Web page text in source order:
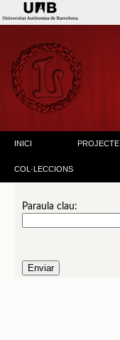
INICI PROJECTE
COL·LECCIONS
Paraula clau: